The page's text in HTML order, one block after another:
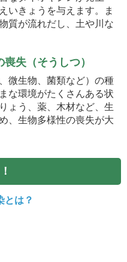
いきょうを与えます。ま
質が流れだし、土や川な
失（そうしつ）
微生物、菌類など）の種
な環境がたくさんある状
ょう、薬、木材など、生
、生物多様性の喪失が大
とは？